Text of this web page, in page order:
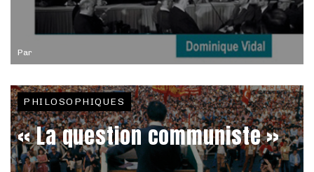
Par
PHILOSOPHIQUES
« La question communiste »